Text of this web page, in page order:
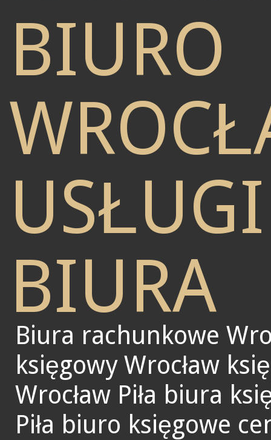
BIURO
BIURA
Biura rachunkowe
księgowy Wrocław
Wrocław Piła biura
Piła biuro księgowe